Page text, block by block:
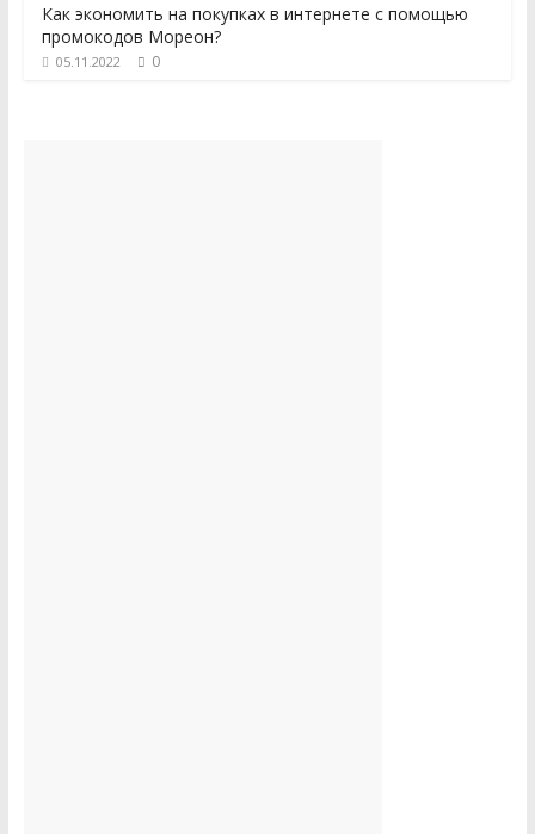
Как экономить на покупках в интернете с помощью
промокодов Мореон?
05.11.2022 0